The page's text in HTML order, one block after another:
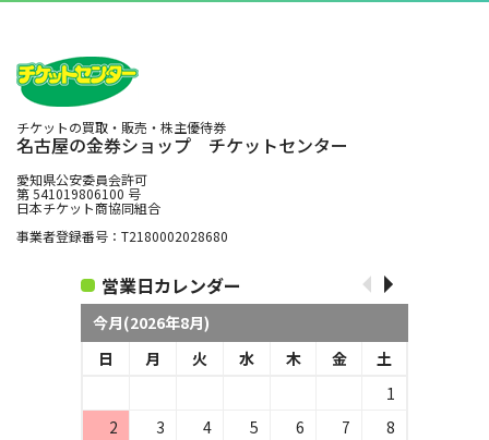
チケットの買取・販売・株主優待券
名古屋の金券ショップ チケットセンター
愛知県公安委員会許可
第 541019806100 号
日本チケット商協同組合
事業者登録番号：T2180002028680
営業日カレンダー
今月(2026年8月)
日
月 火 水 木 金
土
1
2
3 4 5 6 7
8